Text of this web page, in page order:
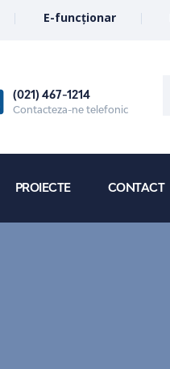
E-funcționar
(021) 467-1214
Contacteza-ne telefonic
PROIECTE CONTACT